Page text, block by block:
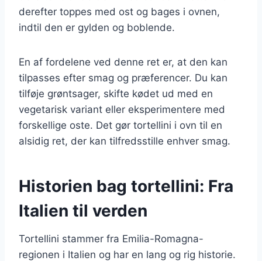
derefter toppes med ost og bages i ovnen,
indtil den er gylden og boblende.
En af fordelene ved denne ret er, at den kan
tilpasses efter smag og præferencer. Du kan
tilføje grøntsager, skifte kødet ud med en
vegetarisk variant eller eksperimentere med
forskellige oste. Det gør tortellini i ovn til en
alsidig ret, der kan tilfredsstille enhver smag.
Historien bag tortellini: Fra
Italien til verden
Tortellini stammer fra Emilia-Romagna-
regionen i Italien og har en lang og rig historie.